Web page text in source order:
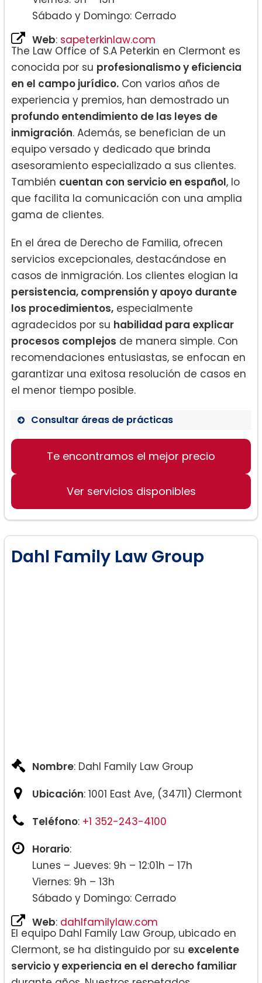
Sábado y Domingo: Cerrado
Web: sapeterkinlaw.com
The Law Office of S.A Peterkin en Clermont es
conocida por su profesionalismo y eficiencia
en el campo jurídico. Con varios años de
experiencia y premios, han demostrado un
profundo entendimiento de las leyes de
inmigración. Además, se benefician de un
equipo versado y dedicado que brinda
asesoramiento especializado a sus clientes.
También cuentan con servicio en español, lo
que facilita la comunicación con una amplia
gama de clientes.
En el área de Derecho de Familia, ofrecen
servicios excepcionales, destacándose en
casos de inmigración. Los clientes elogian la
persistencia, comprensión y apoyo durante
los procedimientos, especialmente
agradecidos por su habilidad para explicar
procesos complejos de manera simple. Con
recomendaciones entusiastas, se enfocan en
garantizar una exitosa resolución de casos en
el menor tiempo posible.
Consultar áreas de prácticas
Derecho de Familia
Inmigración
Te encontramos el mejor precio
Ver servicios disponibles
Dahl Family Law Group
Nombre: Dahl Family Law Group
Ubicación: 1001 East Ave, (34711) Clermont
Teléfono: +1 352-243-4100
Horario:
Lunes – Jueves: 9h – 12:01h – 17h
Viernes: 9h – 13h
Sábado y Domingo: Cerrado
Web: dahlfamilylaw.com
El equipo Dahl Family Law Group, ubicado en
Clermont, se ha distinguido por su excelente
servicio y experiencia en el derecho familiar